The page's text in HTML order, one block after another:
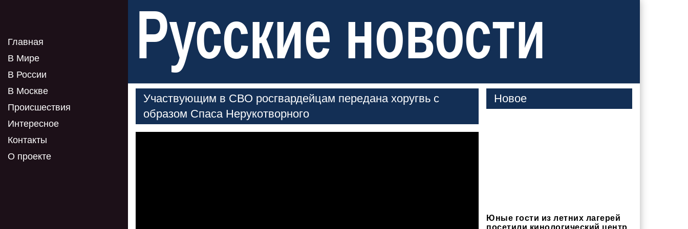
Главная
В Мире
В России
В Москве
Происшествия
Интересное
Контакты
О проекте
Русские новости
Участвующим в СВО росгвардейцам передана хоругвь с
образом Спаса Нерукотворного
Новое
Юные гости из летних лагерей
посетили кинологический центр